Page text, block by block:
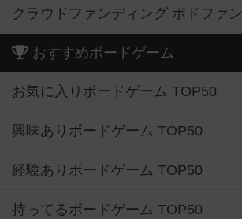
クラウドファンディング ボドファン
おすすめボードゲーム
お気に入りボードゲーム TOP50
興味ありボードゲーム TOP50
経験ありボードゲーム TOP50
持ってるボードゲーム TOP50